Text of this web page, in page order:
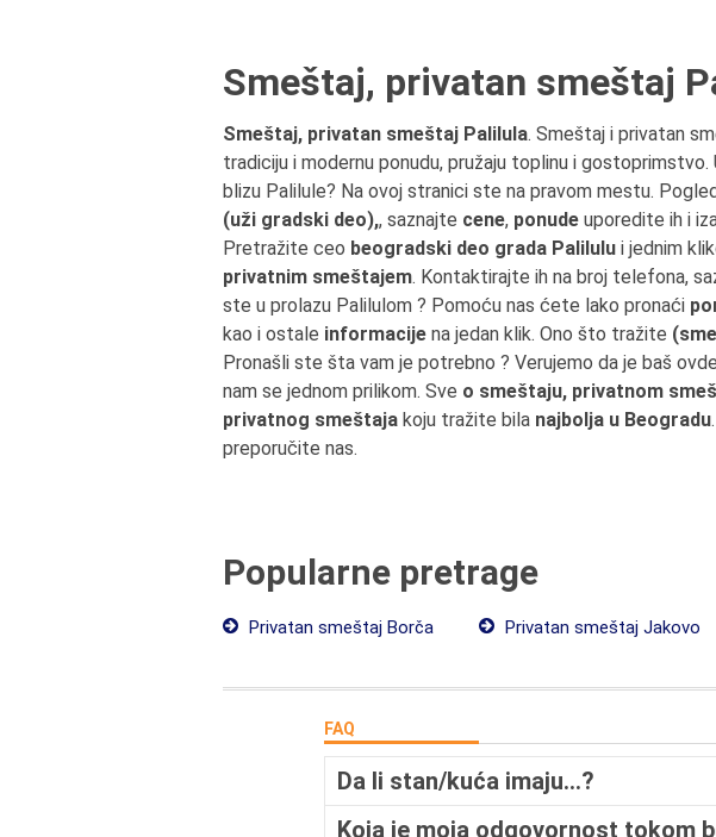
Smeštaj, privatan smeštaj
Smeštaj, privatan smeštaj Palilula. Smeštaj i privatan
tradiciju i modernu ponudu, pružaju toplinu i
blizu Palilule? Na ovoj stranici ste na pravom mestu.
(uži gradski deo),, saznajte cene, ponude uporedite ih i
Pretražite ceo beogradski deo grada Palilulu i jednim
privatnim smeštajem. Kontaktirajte ih na broj telefona,
ste u prolazu Palilulom ? Pomoću nas ćete lako pronaći
kao i ostale informacije na jedan klik. Ono što tražite
Pronašli ste šta vam je potrebno ? Verujemo da je baš
nam se jednom prilikom. Sve o smeštaju, privatnom
privatnog smeštaja koju tražite bila najbolja u Beogradu
preporučite nas.
Popularne pretrage
Privatan smeštaj Borča Privatan smeštaj Jakovo
FAQ
Da li stan/kuća imaju…?
Koja je moja odgovornost tokom